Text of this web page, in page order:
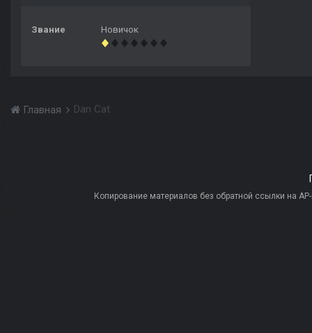
Звание Новичок
Главная Dan Cat
Копирование материалов без обратной ссылки на